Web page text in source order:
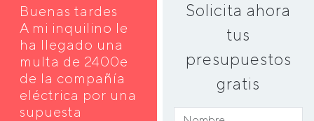
Buenas tardes
A mi inquilino le
ha llegado una
multa de 2400e
de la compañía
eléctrica por una
supuesta
Solicita ahora
tus
presupuestos
gratis